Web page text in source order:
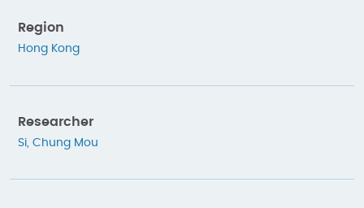
Region
Hong Kong
Researcher
Si, Chung Mou